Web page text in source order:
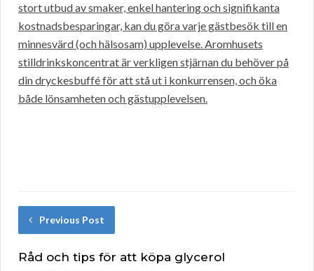
stort utbud av smaker, enkel hantering och signifikanta
kostnadsbesparingar, kan du göra varje gästbesök till en
minnesvärd (och hälsosam) upplevelse. Aromhusets
stilldrinkskoncentrat är verkligen stjärnan du behöver på
din dryckesbuffé för att stå ut i konkurrensen, och öka
både lönsamheten och gästupplevelsen.
Previous Post
Råd och tips för att köpa glycerol